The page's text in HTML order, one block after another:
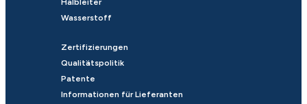
Wasserstoff
Zertifizierungen
Qualitätspolitik
Patente
Informationen für Lieferanten